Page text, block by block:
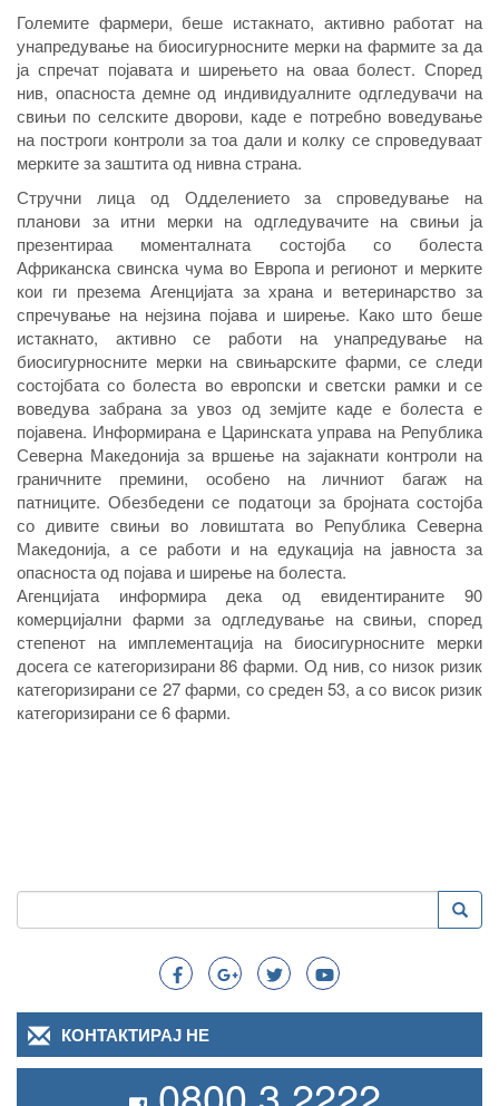
Големите фармери, беше истакнато, активно работат на
унапредување на биосигурносните мерки на фармите за да
ја спречат појавата и ширењето на оваа болест. Според
нив, опасноста демне од индивидуалните одгледувачи на
свињи по селските дворови, каде е потребно воведување
на построги контроли за тоа дали и колку се спроведуваат
мерките за заштита од нивна страна.
Стручни лица од Одделението за спроведување на
планови за итни мерки на одгледувачите на свињи ја
презентираа моменталната состојба со болеста
Африканска свинска чума во Европа и регионот и мерките
кои ги презема Агенцијата за храна и ветеринарство за
спречување на нејзина појава и ширење. Како што беше
истакнато, активно се работи на унапредување на
биосигурносните мерки на свињарските фарми, се следи
состојбата со болеста во европски и светски рамки и се
воведува забрана за увоз од земјите каде е болеста е
појавена. Информирана е Царинската управа на Република
Северна Македонија за вршење на зајакнати контроли на
граничните премини, особено на личниот багаж на
патниците. Обезбедени се податоци за бројната состојба
со дивите свињи во ловиштата во Република Северна
Македонија, а се работи и на едукација на јавноста за
опасноста од појава и ширење на болеста.
Агенцијата информира дека од евидентираните 90
комерцијални фарми за одгледување на свињи, според
степенот на имплементација на биосигурносните мерки
досега се категоризирани 86 фарми. Од нив, со низок ризик
категоризирани се 27 фарми, со среден 53, а со висок ризик
категоризирани се 6 фарми.
Search
Пребарување
КОНТАКТИРАЈ НЕ